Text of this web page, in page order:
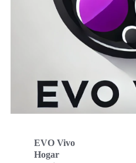
EVO Vivo
Hogar